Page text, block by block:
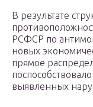
В результате
РСФСР по
новых
прямое
выявленных